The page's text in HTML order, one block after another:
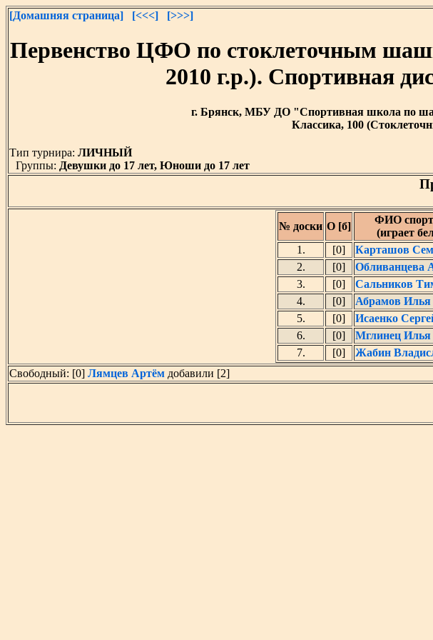
[Домашняя страница] [<<<] [>>>]
Первенство ЦФО по стоклеточным
2010 г.р.). Спортивная
г. Брянск, МБУ ДО "Спортивная школа по
Классика, 100
Тип турнира: ЛИЧНЫЙ
Группы: Девушки до 17 лет, Юноши до 17 лет
№ доски О [б]
ФИО
(играет
1.
[0] Карташов
2.
[0] Обливанцева
3.
[0] Сальников
4.
[0] Абрамов Илья
5.
[0] Исаенко
6.
[0] Мглинец Илья
7.
[0] Жабин
Свободный: [0] Лямцев Артём добавили [2]